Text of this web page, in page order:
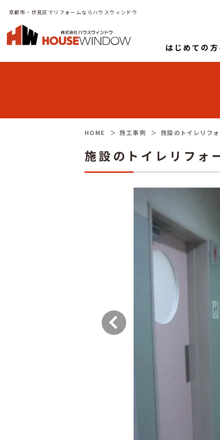
京都市・伏見区でリフォームならハウスウィンドウ
はじめての
HOME 施工事例 施設のトイレリフ
施設のトイレリフ